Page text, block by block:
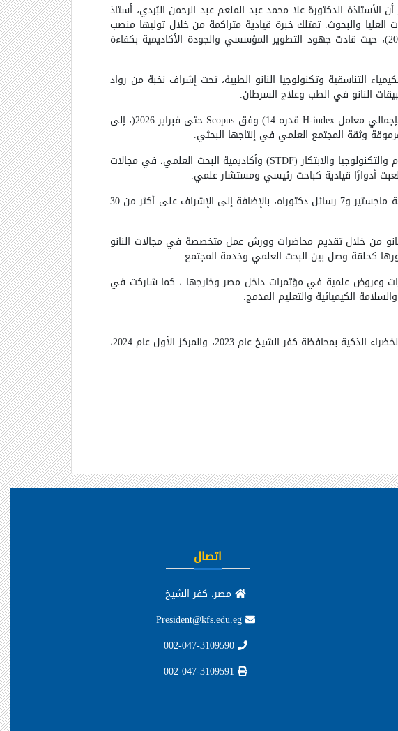
الأستاذة الدكتورة علا محمد عبد المنعم عبد الرحمن البُردي، أستاذ
والبحوث. تمتلك خبرة قيادية متراكمة من خلال توليها منصب
2022)، حيث قادت جهود التطوير المؤسسي والجودة الأكاديمية بكفاءة
عام 2012، في مجال متقدم يجمع بين الكيمياء التناسقية وتكنولوجيا النانو الطبية، تحت إشراف نخبة من رواد
النانو في الطب وعلاج السرطان.
H-index قدره 14 ( وفق Scopus حتى فبراير 2026 )، إلى
.
والابتكار(STDF) وأكاديمية البحث العلمي، في مجالات
لعبت أدوارًا قيادية كباحث رئيسي ومستشار علمي.
على الصعيد الأكاديمي، أسهمت بشكل بارز في إعداد الكوادر العلمية، من خلال الإشراف على 21 رسالة ماجستير و7 رسائل دكتوراه، بالإضافة إلى الإشراف على أكثر من 30
مدار أكثر من 15 عامًا في نشر ثقافة علوم النانو من خلال تقديم محاضرات وورش عمل متخصصة في مجالات النانو
دورها كحلقة وصل بين البحث العلمي وخدمة المجتمع.
وعروض علمية في مؤتمرات داخل مصر وخارجها ، كما شاركت في
الكيميائية والتعليم المدمج.
حققت إنجازات مجتمعية متميزة، أبرزها الفوز بالمركزين الأول والثاني في المبادرة الوطنية للمشروعات الخضراء الذكية بمحافظة كفر الشيخ عام 2023، والمركز الأول عام 2024،
اتصال
مصر، كفر الشيخ